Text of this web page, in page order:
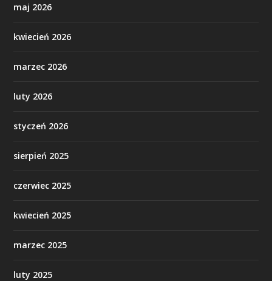
maj 2026
kwiecień 2026
marzec 2026
luty 2026
styczeń 2026
sierpień 2025
czerwiec 2025
kwiecień 2025
marzec 2025
luty 2025